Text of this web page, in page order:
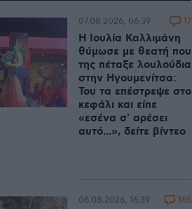
Η Ιουλία Καλλιμάνη
θύμωσε με θεατή που
της πέταξε λουλούδια
στην Ηγουμενίτσα:
Του τα επέστρεψε στο
κεφάλι και είπε
«εσένα σ' αρέσει
αυτό...», δείτε βίντεο
07.08.2026, 06:39 17
06.08.2026, 16:39 165